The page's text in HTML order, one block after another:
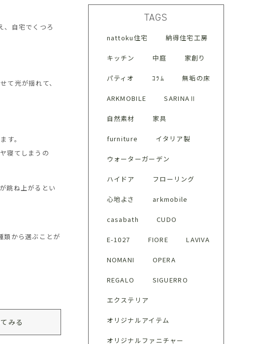
、自宅でくつろ
て光が揺れて、
す。
寝てしまうの
跳ね上がるとい
類から選ぶことが
みる
TAGS
nattoku住宅 納得住宅工房
キッチン 中庭 家創り
パティオ ｺﾗﾑ 無垢の床
ARKMOBILE SARINAⅡ
自然素材 家具
furniture イタリア製
ウォーターガーデン
ハイドア フローリング
心地よさ arkmobile
casabath CUDO
E-1027 FIORE LAVIVA
NOMANI OPERA
REGALO SIGUERRO
エクステリア
オリジナルアイテム
オリジナルファニチャー